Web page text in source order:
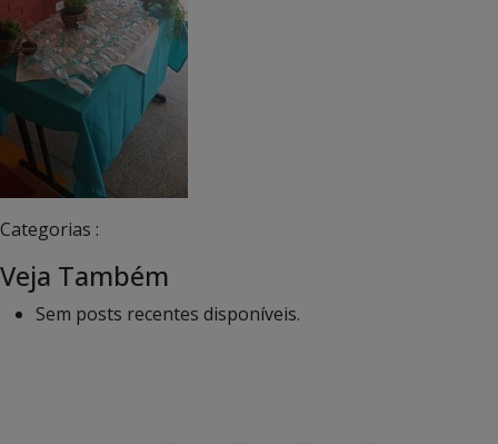
Categorias :
Veja Também
Sem posts recentes disponíveis.